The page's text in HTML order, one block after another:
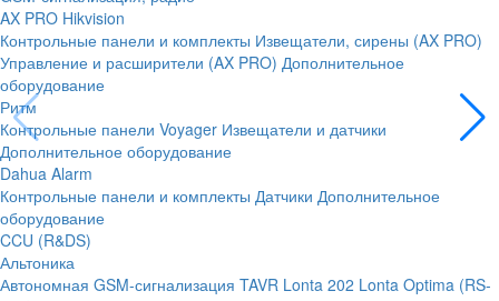
AX PRO Hikvision
Контрольные панели и комплекты Извещатели, сирены (AX PRO)
Управление и расширители (AX PRO) Дополнительное
оборудование
Ритм
Контрольные панели Voyager Извещатели и датчики
Дополнительное оборудование
Dahua Alarm
Контрольные панели и комплекты Датчики Дополнительное
оборудование
CCU (R&DS)
Альтоника
Автономная GSM-сигнализация TAVR Lonta 202 Lonta Optima (RS-